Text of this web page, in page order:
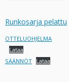
Runkosarja pelattu
OTTELUOHJELMA
Lataa
SÄÄNNÖT Lataa